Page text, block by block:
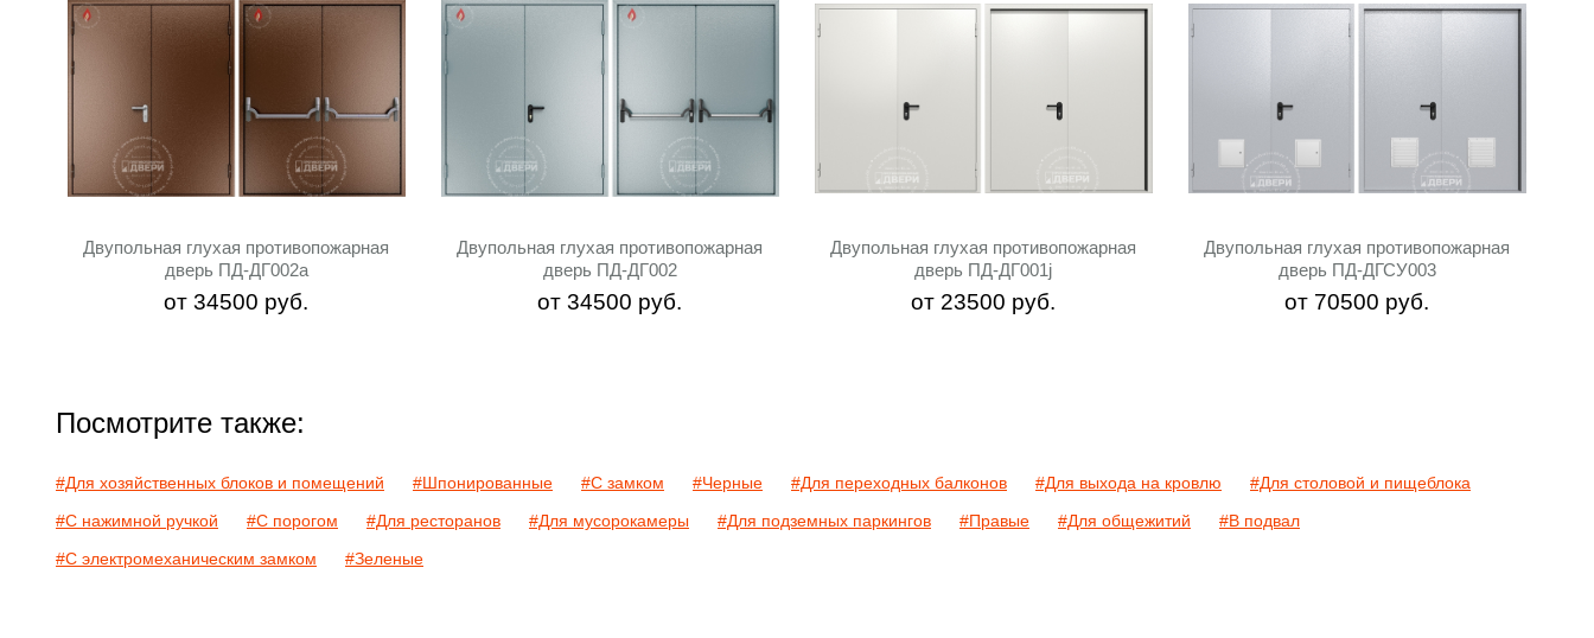
Двупольная глухая противопожарная
дверь ПД-ДГ002a
от34500 руб.
Двупольная глухая противопожарная
дверь ПД-ДГ002
от34500 руб.
Двупольная глухая противопожарная
дверь ПД-ДГ001j
от 23500 руб.
Двупольная глухая противопожарная
дверь ПД-ДГСУ003
от 70500 руб.
Посмотрите также:
#Для хозяйственных блоков и помещений #Шпонированные #С замком #Черные #Для переходных балконов #Для выхода на кровлю
#Для столовой и пищеблока
#С нажимной ручкой
#С порогом #Для ресторанов #Для мусорокамеры #Для подземных паркингов #Правые #Для общежитий
#В подвал
#С электромеханическим замком
#Зеленые